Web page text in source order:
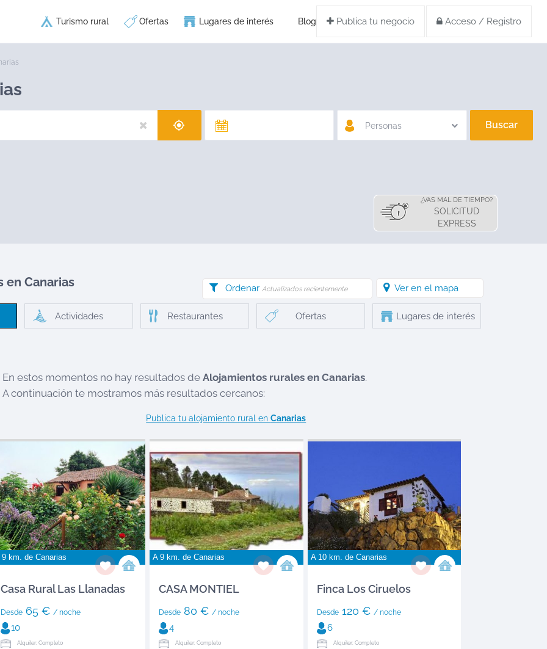
Publica tu negocio Acceso / Registro
Turismo rural Ofertas Lugares de interés Blog
Personas Buscar
¿VAS MAL DE TIEMPO?
SOLICITUD
EXPRESS
en Canarias Ordenar Actualizados recientemente Ver en el mapa
Actividades Restaurantes Ofertas Lugares de interés
En estos momentos no hay resultados de Alojamientos rurales en Canarias.
A continuación te mostramos más resultados cercanos:
Publica tu alojamiento rural enCanarias
9 km. de Canarias
Casa Rural Las Llanadas
Desde 65 € / noche
10
Alquiler: Completo
A 9 km. de Canarias
CASA MONTIEL
Desde80 € / noche
4
Alquiler: Completo
A 10 km. de Canarias
Finca Los Ciruelos
Desde120 € / noche
6
Alquiler: Completo